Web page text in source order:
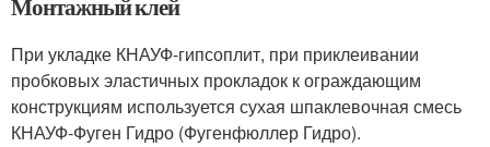
Монтажный клей
При укладке КНАУФ-гипсоплит, при приклеивании
пробковых эластичных прокладок к ограждающим
конструкциям используется сухая шпаклевочная смесь
КНАУФ-Фуген Гидро (Фугенфюллер Гидро).